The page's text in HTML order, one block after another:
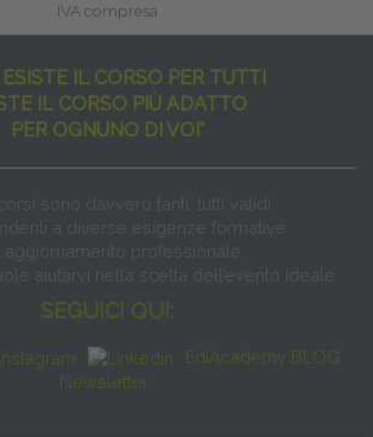
IVA compresa
IL CORSO PER TUTTI
IL CORSO PIÙ ADATTO
PER OGNUNO DI VOI"
sono davvero tanti, tutti validi
a diverse esigenze formative
aggiornamento professionale.
aiutarvi nella scelta dell’evento ideale
SEGUICI QUI:
EdiAcademy BLOG
Newsletter